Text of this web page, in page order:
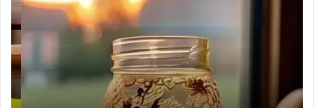
подсвечник
из
банки